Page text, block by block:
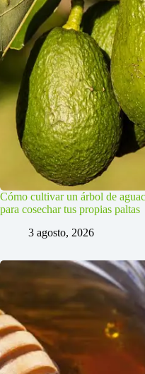
Cómo cultivar un árbol de
para cosechar tus propias paltas
3 agosto, 2026